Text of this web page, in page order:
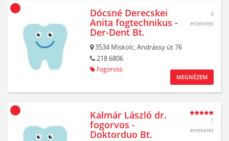
Dócsné Derecskei
Anita fogtechnikus -
Der-Dent Bt.
3534 Miskolc,Andrássy út 76
218 6806
Fogorvos
0
értékelés
MEGNÉZEM
Kalmár László dr.
fogorvos -
Doktorduo Bt.
1
értékelés